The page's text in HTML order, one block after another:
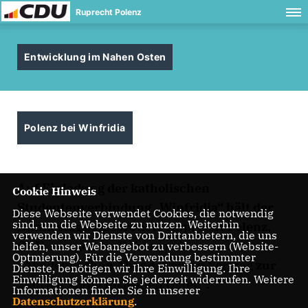
Ruprecht Polenz
Entwicklung im Nahen Osten
Polenz bei Winfridia
Auf Einladung der katholischen
Studentenverbindung „Winfridia“ hält der
Bundestagsabgeordnete Ruprecht Polenz,
CDU, morgen im Rahmen eines
Akademischen Abends“ einen Vortrag zur
Entwicklung im Nahen Osten“.
Cookie Hinweis
Diese Webseite verwendet Cookies, die notwendig
sind, um die Webseite zu nutzen. Weiterhin
verwenden wir Dienste von Drittanbietern, die uns
helfen, unser Webangebot zu verbessern (Website-
Optmierung). Für die Verwendung bestimmter
Dienste, benötigen wir Ihre Einwilligung. Ihre
Einwilligung können Sie jederzeit widerrufen. Weitere
Informationen finden Sie in unserer
Datenschutzerklärung.